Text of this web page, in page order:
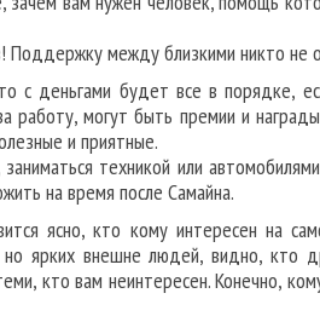
Поддержку между близкими никто не
с деньгами будет все в порядке,
работу, могут быть премии и
и приятные.
техникой или
на время после Самайна.
ясно, кто кому интересен на
но ярких внешне людей, видно, кто
кто вам неинтересен. Конечно,